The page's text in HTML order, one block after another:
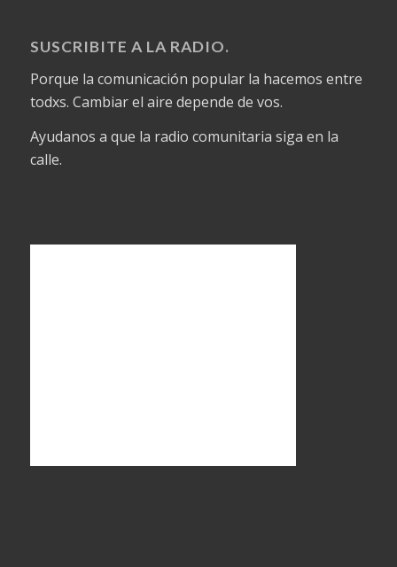
SUSCRIBITE A LA RADIO.
Porque la comunicación popular la hacemos entre
todxs. Cambiar el aire depende de vos.
Ayudanos a que la radio comunitaria siga en la
calle.